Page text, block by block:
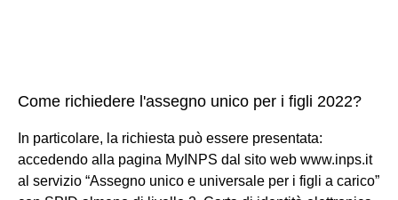
Come richiedere l'assegno unico per i figli 2022?
In particolare, la richiesta può essere presentata:
accedendo alla pagina MyINPS dal sito web www.inps.it
al servizio “Assegno unico e universale per i figli a carico”